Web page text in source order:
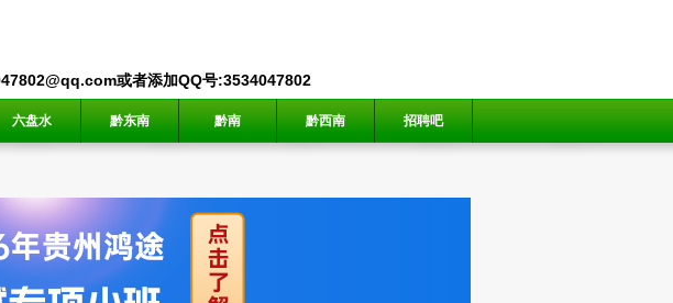
或者添加QQ号:3534047802
六盘水 黔东南 黔南 黔西南 招聘吧